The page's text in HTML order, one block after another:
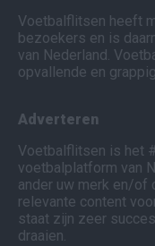
Voetbalflitsen heeft
bezoekers en is
van Nederland.
opvallende en
Adverteren
Voetbalflitsen is het
voetbalplatform van
ander uw merk en/of
relevante content
staat zijn zeer
draaien.